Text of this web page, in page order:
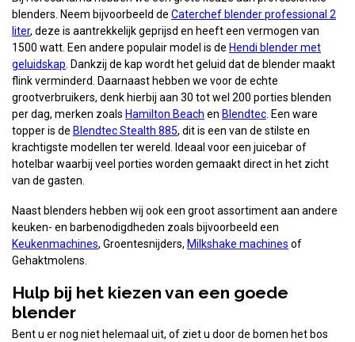
blenders. Neem bijvoorbeeld de Caterchef blender professional 2
liter, deze is aantrekkelijk geprijsd en heeft een vermogen van
1500 watt. Een andere populair model is de Hendi blender met
geluidskap . Dankzij de kap wordt het geluid dat de blender maakt
flink verminderd. Daarnaast hebben we voor de echte
grootverbruikers, denk hierbij aan 30 tot wel 200 porties blenden
per dag, merken zoals Hamilton Beach en Blendtec . Een ware
topper is de Blendtec Stealth 885, dit is een van de stilste en
krachtigste modellen ter wereld. Ideaal voor een juicebar of
hotelbar waarbij veel porties worden gemaakt direct in het zicht
van de gasten.
Naast blenders hebben wij ook een groot assortiment aan andere
keuken- en barbenodigdheden zoals bijvoorbeeld een
Keukenmachines, Groentesnijders, Milkshake machines of
Gehaktmolens.
Hulp bij het kiezen van een goede
blender
Bent u er nog niet helemaal uit, of ziet u door de bomen het bos